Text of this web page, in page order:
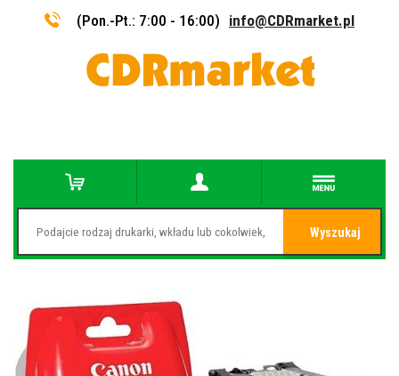
(Pon.-Pt.: 7:00 - 16:00) info@CDRmarket.pl
Wyszukaj